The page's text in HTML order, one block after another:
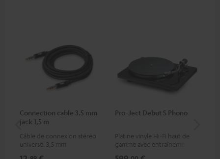
Connection cable 3.5 mm
jack 1,5 m
Câble de connexion stéréo
universel 3,5 mm
Pro-Ject Debut S Phono
Platine vinyle Hi-Fi haut de
gamme avec entraînement